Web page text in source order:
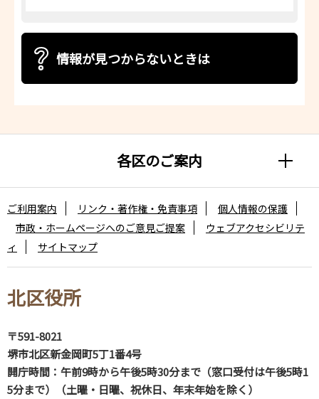
情報が見つからないときは
各区のご案内
北区役所
〒591-8021
堺市北区新金岡町5丁1番4号
開庁時間：午前9時から午後5時30分まで（窓口受付は午後5時1
5分まで）（土曜・日曜、祝休日、年末年始を除く）
ご利用案内 リンク・著作権・免責事項
個人情報の保護
市政・ホームページへのご意見ご提案
ウェブアクセシビリテ
ィ
サイトマップ